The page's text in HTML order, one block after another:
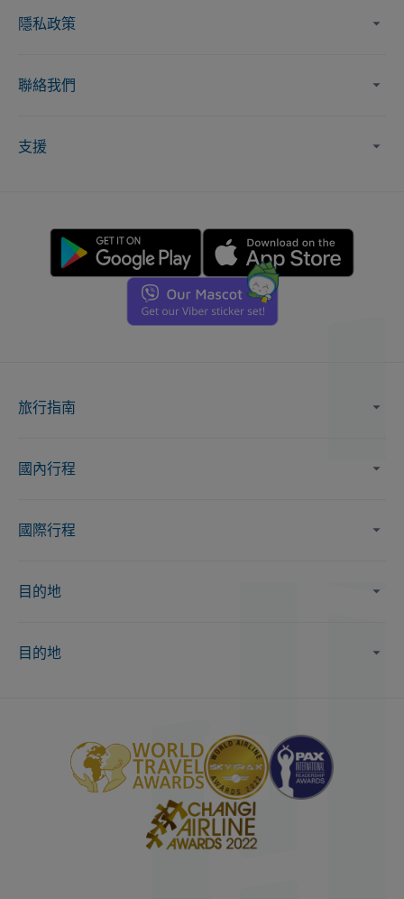
隱私政策
聯絡我們
支援
旅行指南
國內行程
國際行程
目的地
目的地